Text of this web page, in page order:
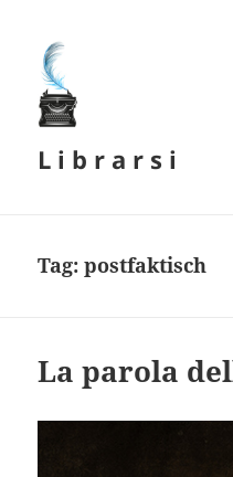
L i b r a r s i
Tag:postfaktisch
La parola